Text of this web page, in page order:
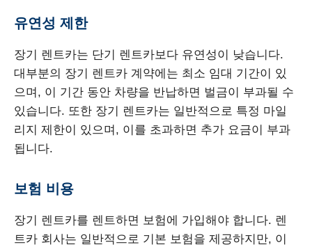
유연성 제한
장기 렌트카는 단기 렌트카보다 유연성이 낮습니다.
대부분의 장기 렌트카 계약에는 최소 임대 기간이 있
으며, 이 기간 동안 차량을 반납하면 벌금이 부과될 수
있습니다. 또한 장기 렌트카는 일반적으로 특정 마일
리지 제한이 있으며, 이를 초과하면 추가 요금이 부과
됩니다.
보험 비용
장기 렌트카를 렌트하면 보험에 가입해야 합니다. 렌
트카 회사는 일반적으로 기본 보험을 제공하지만, 이